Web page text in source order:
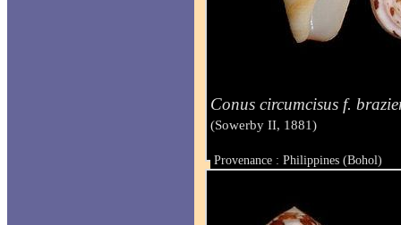
Conus circumcisus f.
(Sowerby II, 1881)
Provenance : Philippines (Bohol)
Taille : 62.1 mm